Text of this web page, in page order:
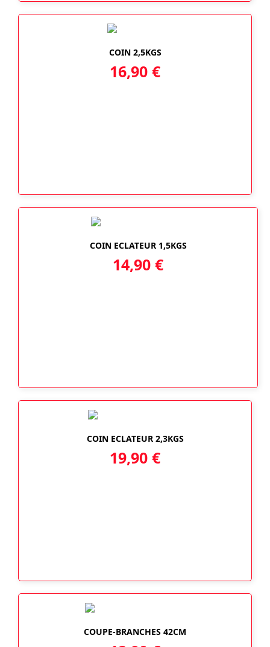
COIN 2,5KGS
16,90 €
COIN ECLATEUR 1,5KGS
14,90 €
COIN ECLATEUR 2,3KGS
19,90 €
COUPE-BRANCHES 42CM